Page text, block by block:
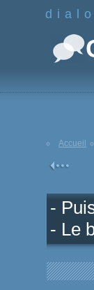
Accueil
-
- Le